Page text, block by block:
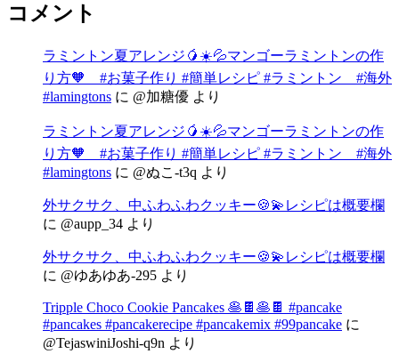
コメント
ラミントン夏アレンジ🥭☀️💦マンゴーラミントンの作
り方🧡 #お菓子作り #簡単レシピ #ラミントン #海外
#lamingtons に @加糖優 より
ラミントン夏アレンジ🥭☀️💦マンゴーラミントンの作
り方🧡 #お菓子作り #簡単レシピ #ラミントン #海外
#lamingtons に @ぬこ-t3q より
外サクサク、中ふわふわクッキー🍪💫レシピは概要欄
に @aupp_34 より
外サクサク、中ふわふわクッキー🍪💫レシピは概要欄
に @ゆあゆあ-295 より
Tripple Choco Cookie Pancakes 🥞🍫🥞🍫 #pancake
#pancakes #pancakerecipe #pancakemix #99pancake に
@TejaswiniJoshi-q9n より